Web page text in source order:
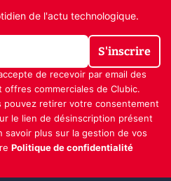
de l'actu technologique.
S'inscrire
de recevoir par email des
commerciales de Clubic.
pouvez retirer votre consentement
le lien de désinscription présent
savoir plus sur la gestion de vos
Politique de confidentialité